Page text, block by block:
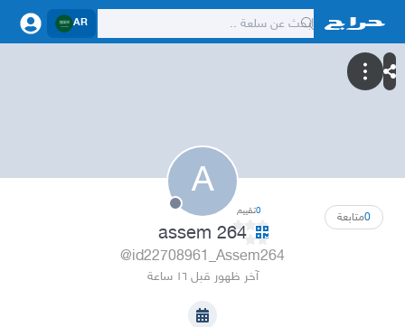
AR
A
0متابعة 0تقييم
assem 264
@id22708961_Assem264
آخر ظهور قبل ١٦ ساعة